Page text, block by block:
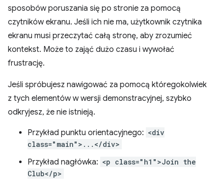
sposobów poruszania się po stronie za pomocą
czytników ekranu. Jeśli ich nie ma, użytkownik czytnika
ekranu musi przeczytać całą stronę, aby zrozumieć
kontekst. Może to zająć dużo czasu i wywołać
frustrację.
Jeśli spróbujesz nawigować za pomocą któregokolwiek
z tych elementów w wersji demonstracyjnej, szybko
odkryjesz, że nie istnieją.
Przykład punktu orientacyjnego: <div
class="main">...</div>
Przykład nagłówka: <p class="h1">Join the
Club</p>